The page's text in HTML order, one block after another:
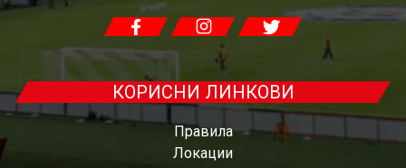
КОРИСНИ ЛИНКОВИ
Правила
Локации